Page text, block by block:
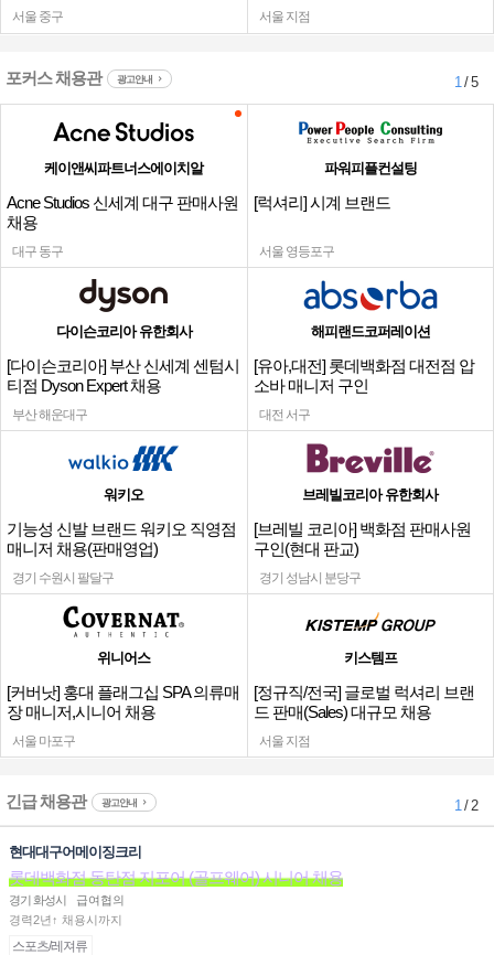
서울 중구 서울 지점
포커스 채용관 광고안내 1/ 5
케이앤씨파트너스에이치알
Acne Studios 신세계 대구 판매사원
채용
대구 동구
파워피플컨설팅
[럭셔리] 시계 브랜드
서울 영등포구
다이슨코리아 유한회사
[다이슨코리아] 부산 신세계 센텀시
티점 Dyson Expert 채용
부산 해운대구
해피랜드코퍼레이션
[유아,대전] 롯데백화점 대전점 압
소바 매니저 구인
대전 서구
워키오
기능성 신발 브랜드 워키오 직영점
매니저 채용(판매영업)
경기 수원시 팔달구
브레빌코리아 유한회사
[브레빌 코리아] 백화점 판매사원
구인(현대 판교)
경기 성남시 분당구
위니어스
[커버낫] 홍대 플래그십 SPA 의류매
장 매니저,시니어 채용
서울 마포구
키스템프
[정규직/전국] 글로벌 럭셔리 브랜
드 판매(Sales) 대규모 채용
서울 지점
긴급 채용관 광고안내 1/ 2
현대대구어메이징크리
롯데백화점 동탄점 지포어 (골프웨어) 시니어 채용
경기 화성시
급여협의
경력2년↑ 채용시까지
스포츠/레져류